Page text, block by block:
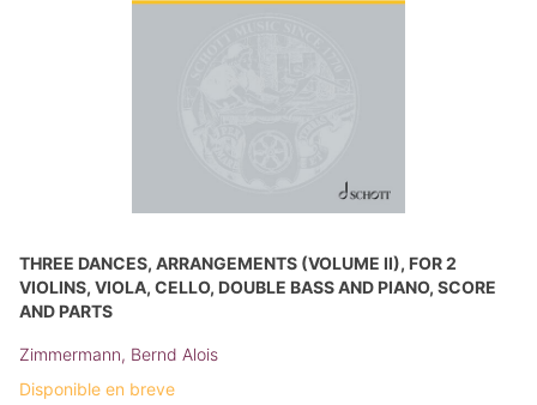
THREE DANCES, ARRANGEMENTS (VOLUME II), FOR 2
VIOLINS, VIOLA, CELLO, DOUBLE BASS AND PIANO, SCORE
AND PARTS
Zimmermann, Bernd Alois
Disponible en breve